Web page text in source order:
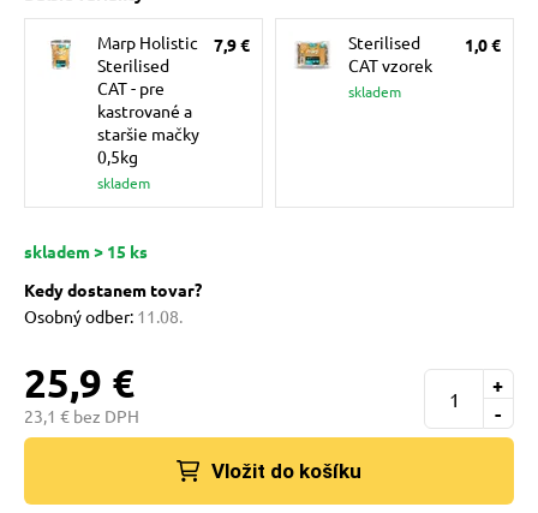
a ohlávky
so psom
Marp Holistic
Sterilised
CAT - pre
kastrované a
staršie mačky
0,5kg
skladem
7,9 €
Sterilised
CAT vzorek
skladem
1,0 €
skladem > 15 ks
Kedy dostanem tovar?
Osobný odber: 11.08.
25,9 €
23,1 € bez DPH -
+
Vložit do košíku